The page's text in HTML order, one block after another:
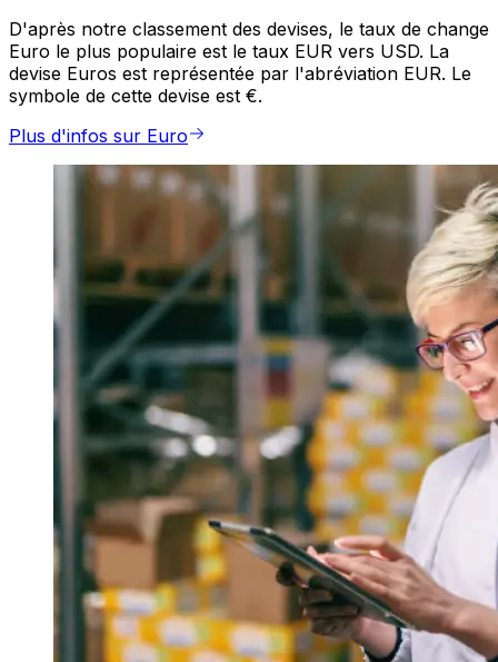
D'après notre classement des devises, le taux de change
Euro le plus populaire est le taux EUR vers USD. La
devise Euros est représentée par l'abréviation EUR. Le
symbole de cette devise est €.
Plus d'infos sur Euro